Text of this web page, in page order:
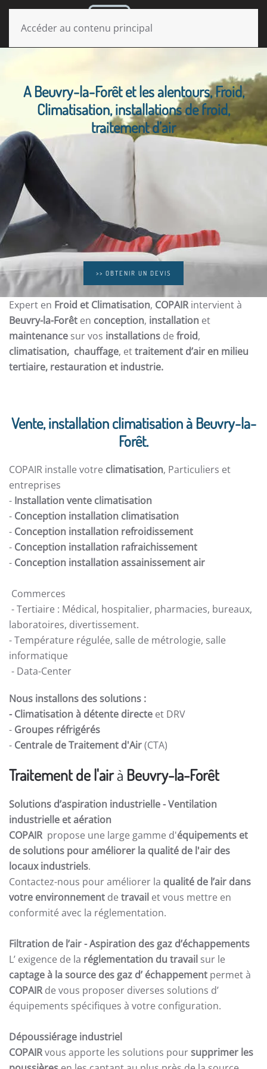
Accéder au contenu principal
A Beuvry-la-Forêt et les alentours, Froid,
Climatisation, installations de froid,
traitement d’air
>> OBTENIR UN DEVIS
Expert en Froid et Climatisation, COPAIRintervient à
Beuvry-la-Forêt en conception, installation et
maintenance sur vos installations de froid,
climatisation, chauffage, ettraitement d’air en milieu
tertiaire, restauration et industrie.
Vente, installation climatisation à Beuvry-la-
Forêt.
COPAIR installe votre climatisation, Particuliers et
entreprises
- Installation vente climatisation
- Conception installation climatisation
- Conception installation refroidissement
- Conception installation rafraichissement
- Conception installation assainissement air
Commerces
- Tertiaire : Médical, hospitalier, pharmacies, bureaux,
laboratoires, divertissement.
- Température régulée, salle de métrologie, salle
informatique
- Data-Center
Nous installons des solutions :
- Climatisation à détente directe et DRV
- Groupes réfrigérés
- Centrale de Traitement d'Air(CTA)
Traitement de l'airà Beuvry-la-Forêt
Solutions d’aspiration industrielle -Ventilation
industrielle et aération
COPAIR propose une large gamme d'équipements et
de solutions pour améliorer la qualité de l'air des
locaux industriels.
Contactez-nous pour améliorer la qualité de l’air dans
votre environnement de travail et vous mettre en
conformité avec la réglementation.
Filtration de l’air- Aspiration des gaz d’échappements
L’ exigence de la réglementation du travail sur le
captage à la source des gaz d’ échappement permet à
COPAIRde vous proposer diverses solutions d’
équipements spécifiques à votre configuration.
Dépoussiérage industriel
COPAIRvous apporte les solutions poursupprimer les